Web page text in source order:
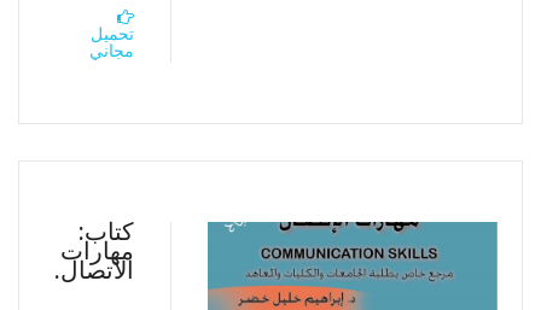
تحميل
مجاني
كتاب:
مهارات
الاتصال.